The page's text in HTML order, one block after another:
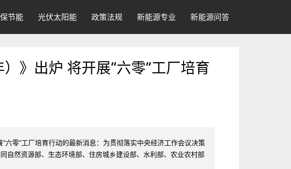
节能 光伏太阳能 政策法规 新能源专业 新能源问答
》出炉 将开展“六零”工厂培育
零”工厂培育行动的最新消息：为贯彻落实中央经济工作会议决策
自然资源部、生态环境部、住房城乡建设部、水利部、农业农村部